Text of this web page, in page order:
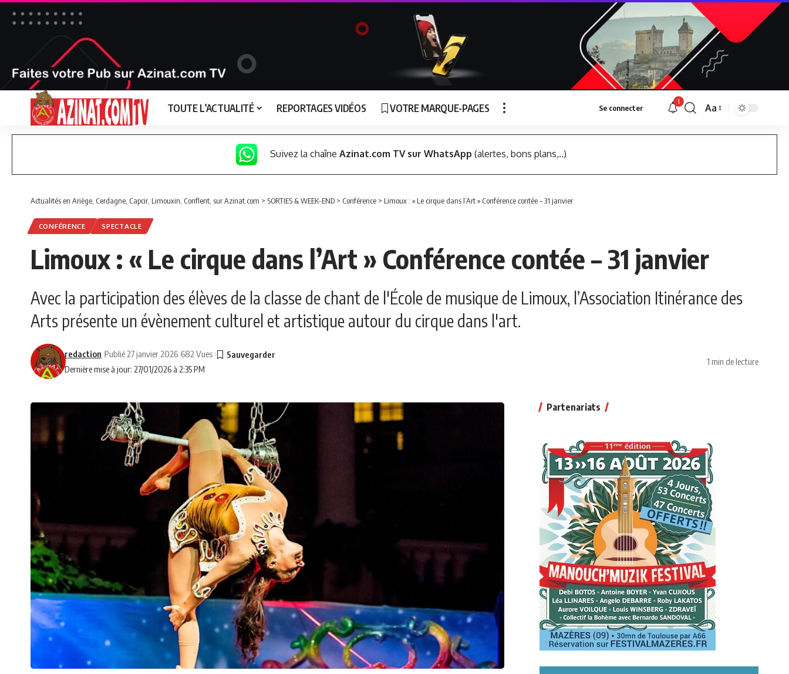
TOUTE L’ACTUALITÉ REPORTAGES VIDÉOS VOTRE MARQUE-PAGES Se connecter
1
Font
Aa
Suivez la chaîne Azinat.com TV sur WhatsApp (alertes, bons plans,..)
Actualités en Ariège, Cerdagne, Capcir, Limouxin, Conflent, sur Azinat.com > SORTIES & WEEK-END > Conférence > Limoux : « Le cirque dans l’Art » Conférence contée – 31 janvier
CONFÉRENCE SPECTACLE
Limoux : « Le cirque dans l’Art » Conférence contée – 31 janvier
Avec la participation des élèves de la classe de chant de l'École de musique de Limoux, l’Association Itinérance des
Arts présente un évènement culturel et artistique autour du cirque dans l'art.
Dernière mise à jour: 27/01/2026 à 2:35 PM
redaction Publié 27 janvier 2026 682 Vues
1 min de lecture
Partenariats